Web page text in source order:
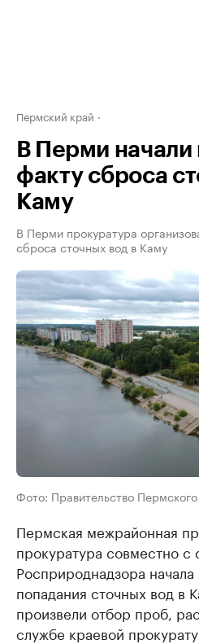
Пермский край
В Перми начали
факту сброса
Каму
В Перми прокуратура
сброса сточных вод в Каму
Фото: Правительство
Пермская межрайонная
прокуратура совместно с
Росприроднадзора
попадания сточных вод в
произвели отбор проб,
службе краевой